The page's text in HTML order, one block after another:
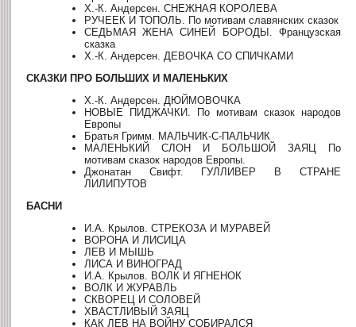
Х.-К. Андерсен. СНЕЖНАЯ КОРОЛЕВА
РУЧЕЕК И ТОПОЛЬ. По мотивам славянских сказок
СЕДЬМАЯ ЖЕНА СИНЕЙ БОРОДЫ. Французская
сказка
Х.-К. Андерсен. ДЕВОЧКА СО СПИЧКАМИ
СКАЗКИ ПРО БОЛЬШИХ И МАЛЕНЬКИХ
Х.-К. Андерсен. ДЮЙМОВОЧКА
НОВЫЕ ПИДЖАЧКИ. По мотивам сказок народов
Европы
Братья Гримм. МАЛЬЧИК-С-ПАЛЬЧИК
МАЛЕНЬКИЙ СЛОН И БОЛЬШОЙ ЗАЯЦ По
мотивам сказок народов Европы.
Джонатан Свифт. ГУЛЛИВЕР В СТРАНЕ
ЛИЛИПУТОВ
БАСНИ
И.А. Крылов. СТРЕКОЗА И МУРАВЕЙ
ВОРОНА И ЛИСИЦА
ЛЕВ И МЫШЬ
ЛИСА И ВИНОГРАД
И.А. Крылов. ВОЛК И ЯГНЕНОК
ВОЛК И ЖУРАВЛЬ
СКВОРЕЦ И СОЛОВЕЙ
ХВАСТЛИВЫЙ ЗАЯЦ
КАК ЛЕВ НА ВОЙНУ СОБИРАЛСЯ